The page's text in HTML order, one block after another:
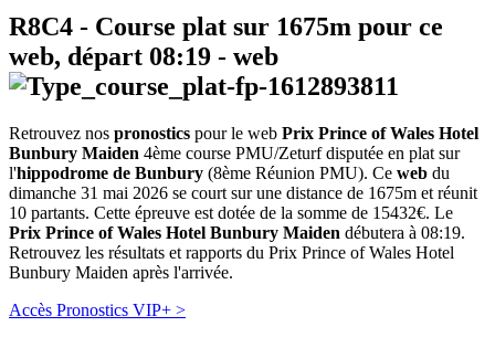
R8C4 - Course plat sur 1675m pour ce
web, départ 08:19 - web
Retrouvez nos pronostics pour le web Prix Prince of Wales Hotel
Bunbury Maiden 4ème course PMU/Zeturf disputée en plat sur
l'hippodrome de Bunbury (8ème Réunion PMU). Ce web du
dimanche 31 mai 2026 se court sur une distance de 1675m et réunit
10 partants. Cette épreuve est dotée de la somme de 15432€. Le
Prix Prince of Wales Hotel Bunbury Maiden débutera à 08:19.
Retrouvez les résultats et rapports du Prix Prince of Wales Hotel
Bunbury Maiden après l'arrivée.
Accès Pronostics VIP+ >